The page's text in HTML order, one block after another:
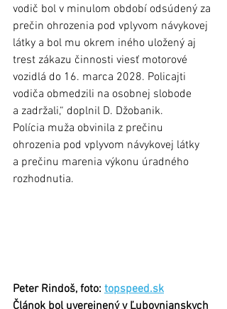
vodič bol v minulom období odsúdený za
prečin ohrozenia pod vplyvom návykovej
látky a bol mu okrem iného uložený aj
trest zákazu činnosti viesť motorové
vozidlá do 16. marca 2028. Policajti
vodiča obmedzili na osobnej slobode
a zadržali,“ doplnil D. Džobanik.
Polícia muža obvinila z prečinu
ohrozenia pod vplyvom návykovej látky
a prečinu marenia výkonu úradného
rozhodnutia.
Peter Rindoš, foto: topspeed.sk
Článok bol uverejnený v Ľubovnianskych